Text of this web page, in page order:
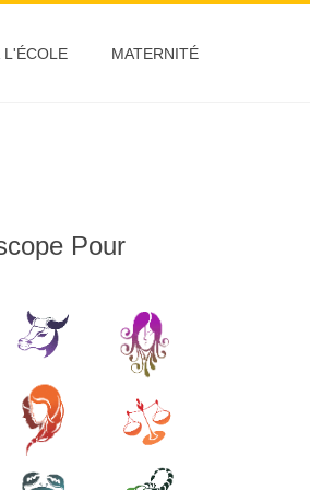
L'ÉCOLE MATERNITÉ
Pour